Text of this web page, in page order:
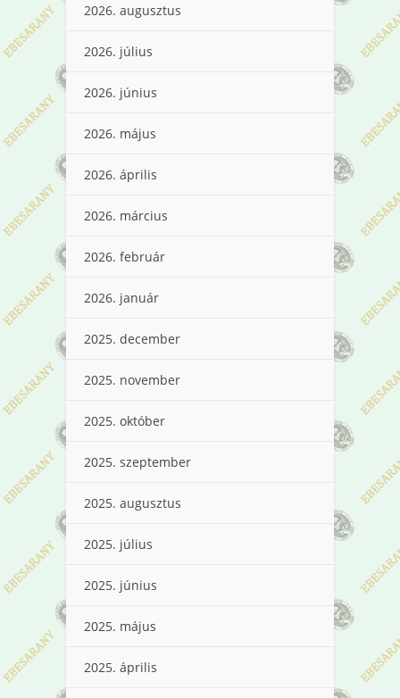
2026. augusztus
2026. július
2026. június
2026. május
2026. április
2026. március
2026. február
2026. január
2025. december
2025. november
2025. október
2025. szeptember
2025. augusztus
2025. július
2025. június
2025. május
2025. április